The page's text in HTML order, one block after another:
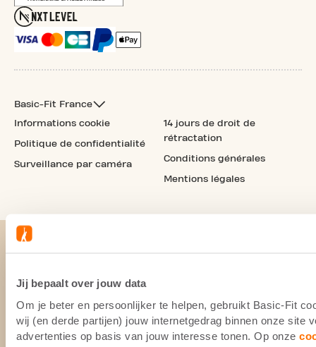
Jij bepaalt over jouw data
Om je beter en persoonlijker te helpen, gebruikt Basic-Fit
wij (en derde partijen) jouw internetgedrag binnen onze site
advertenties op basis van jouw interesse tonen. Op onze
Basic-Fit France
Informations cookie
Politique de confidentialité
Surveillance par caméra
14 jours de droit de
rétractation
Conditions générales
Mentions légales